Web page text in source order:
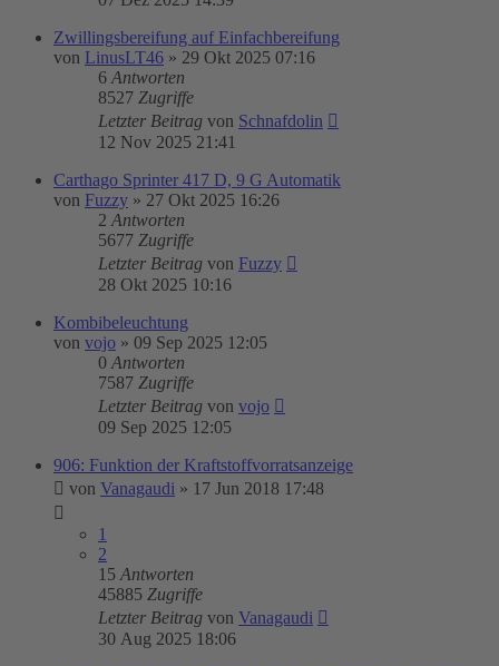
Zwillingsbereifung auf Einfachbereifung
von LinusLT46 » 29 Okt 2025 07:16
6 Antworten
8527 Zugriffe
Letzter Beitrag von Schnafdolin
12 Nov 2025 21:41
Carthago Sprinter 417 D, 9 G Automatik
von Fuzzy » 27 Okt 2025 16:26
2 Antworten
5677 Zugriffe
Letzter Beitrag von Fuzzy
28 Okt 2025 10:16
Kombibeleuchtung
von vojo » 09 Sep 2025 12:05
0 Antworten
7587 Zugriffe
Letzter Beitrag von vojo
09 Sep 2025 12:05
906: Funktion der Kraftstoffvorratsanzeige
von Vanagaudi » 17 Jun 2018 17:48
1
2
15 Antworten
45885 Zugriffe
Letzter Beitrag von Vanagaudi
30 Aug 2025 18:06